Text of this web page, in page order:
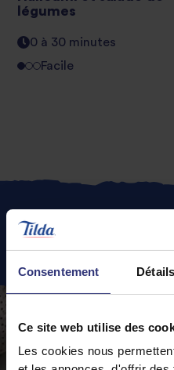
Consentement Détails
Ce site web utilise des
Les cookies nous
légumes
0 à 30 minutes
Facile